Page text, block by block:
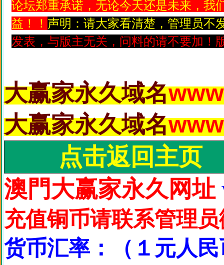
论坛郑重承诺，无论今天还是未来，我
益！！ 声明：请大家看清楚，管理员不
发表，与版主无关，问料的请不要加！
大赢家永久域名
大赢家永久域名
点击返回主页
澳門大赢家永久网址
充值铜币请联系管理
货币汇率：（１元人